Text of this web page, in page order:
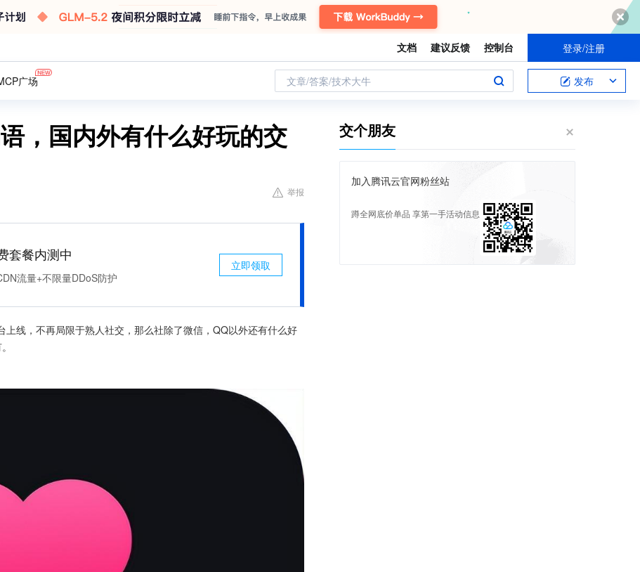
文档 建议反馈 控制台 登录/注册
广场 文章/答案/技术大牛 发布
，国内外有什么好玩的交
举报
套餐内测中
流量+不限量DDoS防护
立即领取
线，不再局限于熟人社交，那么社除了微信，QQ以外还有什么好
交个朋友
加入腾讯云官网粉丝站
蹲全网底价单品 享第一手活动信息